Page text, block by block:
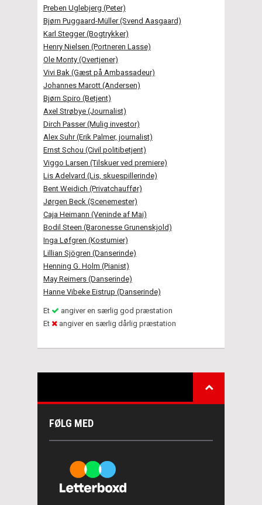
Preben Uglebjerg (Peter)
Bjørn Puggaard-Müller (Svend Aasgaard)
Karl Stegger (Bogtrykker)
Henry Nielsen (Portneren Lasse)
Ole Monty (Overtjener)
Vivi Bak (Gæst på Ambassadeur)
Johannes Marott (Andersen)
Bjørn Spiro (Betjent)
Axel Strøbye (Journalist)
Dirch Passer (Mulig investor)
Alex Suhr (Erik Palmer, journalist)
Ernst Schou (Civil politibetjent)
Viggo Larsen (Tilskuer ved premiere)
Lis Adelvard (Lis, skuespillerinde)
Bent Weidich (Privatchauffør)
Jørgen Beck (Scenemester)
Caja Heimann (Veninde af Mai)
Bodil Steen (Baronesse Grunenskjold)
Inga Løfgren (Kostumier)
Lillian Sjögren (Danserinde)
Henning G. Holm (Pianist)
May Reimers (Danserinde)
Hanne Vibeke Eistrup (Danserinde)
Et
angiver en særlig god præstation
Et
angiver en særlig dårlig præstation
FØLG MED